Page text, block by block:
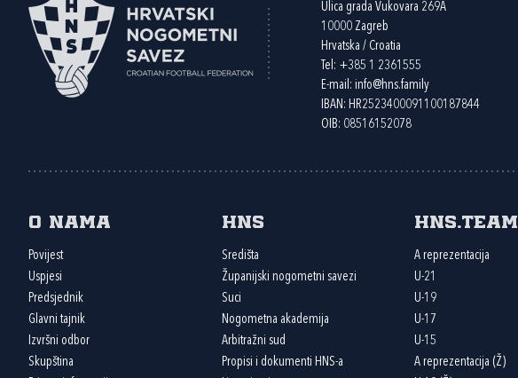
Ulica grada Vukovara 269A
10000 Zagreb
Hrvatska / Croatia
Tel: +385 1 2361555
E-mail: info@hns.family
IBAN: HR2523400091100187844
OIB: 08516152078
O nama
Povijest
Uspjesi
Predsjednik
Glavni tajnik
Izvršni odbor
Skupština
HNS
Središta
Županijski nogometni savezi
Suci
Nogometna akademija
Arbitražni sud
Propisi i dokumenti HNS-a
HNS.team
A reprezentacija
U-21
U-19
U-17
U-15
A reprezentacija (Ž)